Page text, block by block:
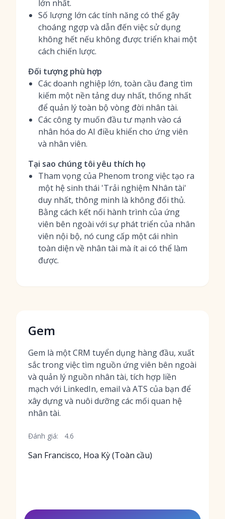
lớn nhất.
Số lượng lớn các tính năng có thể gây
choáng ngợp và dẫn đến việc sử dụng
không hết nếu không được triển khai một
cách chiến lược.
Đối tượng phù hợp
Các doanh nghiệp lớn, toàn cầu đang tìm
kiếm một nền tảng duy nhất, thống nhất
để quản lý toàn bộ vòng đời nhân tài.
Các công ty muốn đầu tư mạnh vào cá
nhân hóa do AI điều khiển cho ứng viên
và nhân viên.
Tại sao chúng tôi yêu thích họ
Tham vọng của Phenom trong việc tạo ra
một hệ sinh thái 'Trải nghiệm Nhân tài'
duy nhất, thông minh là không đối thủ.
Bằng cách kết nối hành trình của ứng
viên bên ngoài với sự phát triển của nhân
viên nội bộ, nó cung cấp một cái nhìn
toàn diện về nhân tài mà ít ai có thể làm
được.
Gem
Gem là một CRM tuyển dụng hàng đầu, xuất
sắc trong việc tìm nguồn ứng viên bên ngoài
và quản lý nguồn nhân tài, tích hợp liền
mạch với LinkedIn, email và ATS của bạn để
xây dựng và nuôi dưỡng các mối quan hệ
nhân tài.
Đánh giá: 4.6
San Francisco, Hoa Kỳ (Toàn cầu)